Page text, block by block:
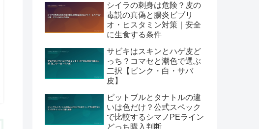
シイラの刺身は危険？皮の
毒説の真偽と腸炎ビブリ
オ・ヒスタミン対策｜安全
に生食する条件
サビキはスキンとハゲ皮ど
っち？コマセと潮色で選ぶ
二択【ピンク・白・サバ
皮】
ピットブルとタナトルの違
いは色だけ？公式スペック
で比較するシマノPEライン
どっち購入判断